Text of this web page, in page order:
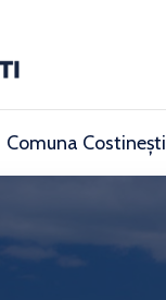
Comuna Costinești